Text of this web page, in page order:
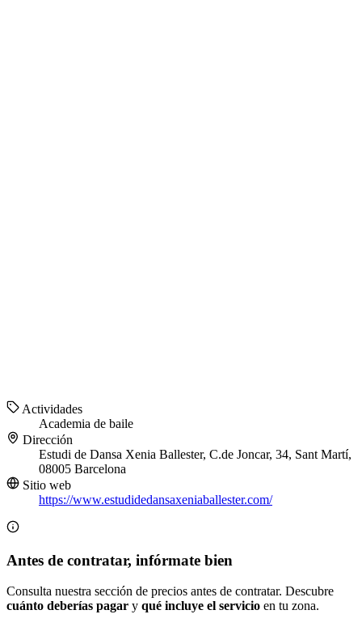
Actividades
Academia de baile
Dirección
Estudi de Dansa Xenia Ballester, C.de Joncar, 34, Sant Martí,
08005 Barcelona
Sitio web
https://www.estudidedansaxeniaballester.com/
Antes de contratar, infórmate bien
Consulta nuestra sección de precios antes de contratar. Descubre
cuánto deberías pagar y qué incluye el servicio en tu zona.